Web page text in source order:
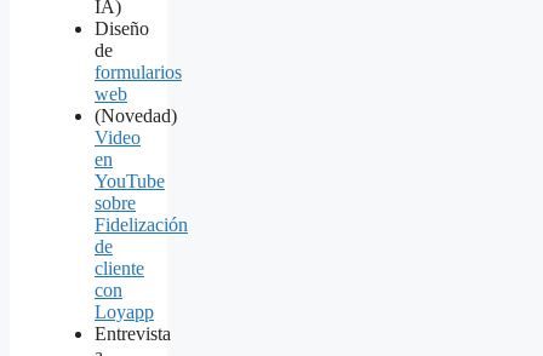
IA)
Diseño
de
formularios
web
(Novedad)
Video
en
YouTube
sobre
Fidelización
de
cliente
con
Loyapp
Entrevista